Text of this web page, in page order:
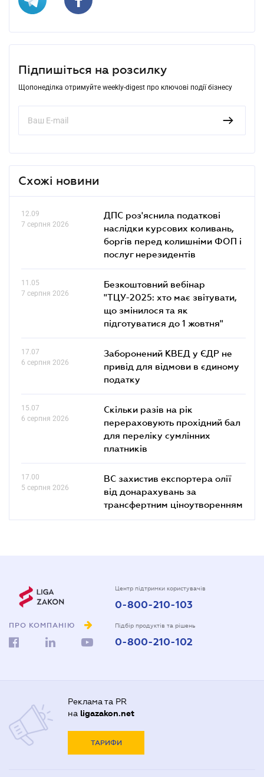
Підпишіться на розсилку
Щопонеділка отримуйте weekly-digest про ключові події бізнесу
Схожі новини
12.09
7 серпня 2026
ДПС роз'яснила податкові
наслідки курсових коливань,
боргів перед колишніми ФОП і
послуг нерезидентів
11.05
7 серпня 2026
Безкоштовний вебінар
"ТЦУ-2025: хто має звітувати,
що змінилося та як
підготуватися до 1 жовтня"
17.07
6 серпня 2026
Заборонений КВЕД у ЄДР не
привід для відмови в єдиному
податку
15.07
6 серпня 2026
Скільки разів на рік
перераховують прохідний бал
для переліку сумлінних
платників
17.00
5 серпня 2026
ВС захистив експортера олії
від донарахувань за
трансфертним ціноутворенням
ПРО КОМПАНІЮ
Центр підтримки користувачів
0-800-210-103
Підбір продуктів та рішень
0-800-210-102
Реклама та PR
на ligazakon.net
ТАРИФИ